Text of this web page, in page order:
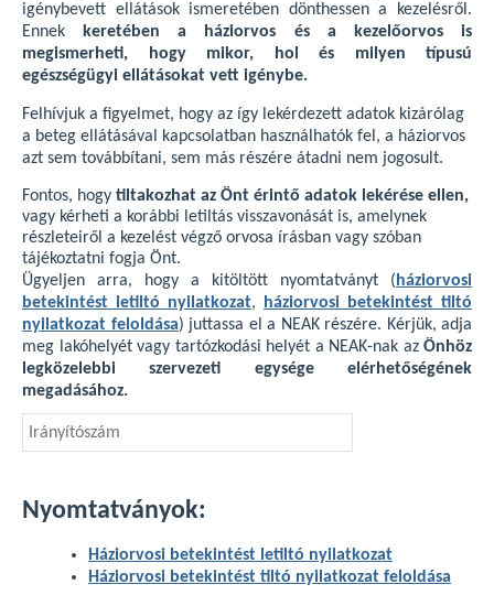
igénybevett ellátások ismeretében dönthessen a kezelésről.
Ennek
keretében a háziorvos és a kezelőorvos is
megismerheti, hogy mikor, hol és milyen típusú
egészségügyi ellátásokat vett igénybe.
Felhívjuk a figyelmet, hogy az így lekérdezett adatok kizárólag
a beteg ellátásával kapcsolatban használhatók fel, a háziorvos
azt sem továbbítani, sem más részére átadni nem jogosult.
Fontos, hogy tiltakozhat az Önt érintő adatok lekérése ellen,
vagy kérheti a korábbi letiltás visszavonását is, amelynek
részleteiről a kezelést végző orvosa írásban vagy szóban
tájékoztatni fogja Önt.
Ügyeljen arra, hogy a kitöltött nyomtatványt ( háziorvosi
betekintést letiltó nyilatkozat,
háziorvosi betekintést tiltó
nyilatkozat feloldása) juttassa el a NEAK részére. Kérjük, adja
meg lakóhelyét vagy tartózkodási helyét a NEAK-nak az Önhöz
legközelebbi szervezeti egysége elérhetőségének
megadásához.
Nyomtatványok:
Háziorvosi betekintést letiltó nyilatkozat
Háziorvosi betekintést tiltó nyilatkozat feloldása